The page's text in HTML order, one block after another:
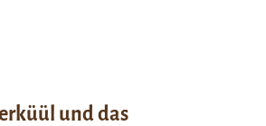
und das